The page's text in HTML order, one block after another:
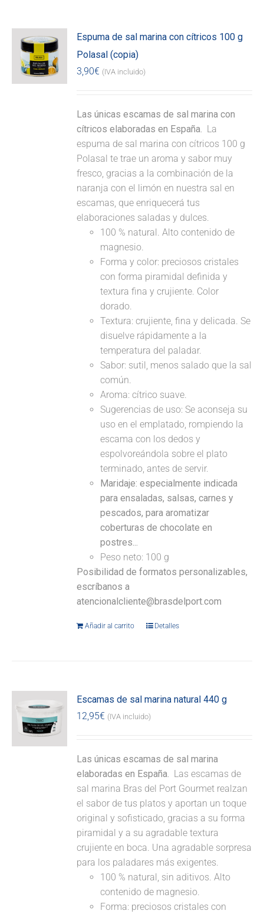
Espuma de sal marina con cítricos 100 g
Polasal (copia)
3,90€ (IVA incluido)
Las únicas escamas de sal marina con
cítricos elaboradas en España. La
espuma de sal marina con cítricos 100 g
Polasal te trae un aroma y sabor muy
fresco, gracias a la combinación de la
naranja con el limón en nuestra sal en
escamas, que enriquecerá tus
elaboraciones saladas y dulces.
100 % natural. Alto contenido de
magnesio.
Forma y color: preciosos cristales
con forma piramidal definida y
textura fina y crujiente. Color
dorado.
Textura: crujiente, fina y delicada. Se
disuelve rápidamente a la
temperatura del paladar.
Sabor: sutil, menos salado que la sal
común.
Aroma: cítrico suave.
Sugerencias de uso: Se aconseja su
uso en el emplatado, rompiendo la
escama con los dedos y
espolvoreándola sobre el plato
terminado, antes de servir.
Maridaje: especialmente indicada
para ensaladas, salsas, carnes y
pescados, para aromatizar
coberturas de chocolate en
postres...
Peso neto: 100 g
Posibilidad de formatos personalizables,
escríbanos a
atencionalcliente@brasdelport.com
Añadir al carrito Detalles
Escamas de sal marina natural 440 g
12,95€ (IVA incluido)
Las únicas escamas de sal marina
elaboradas en España. Las escamas de
sal marina Bras del Port Gourmet realzan
el sabor de tus platos y aportan un toque
original y sofisticado, gracias a su forma
piramidal y a su agradable textura
crujiente en boca. Una agradable sorpresa
para los paladares más exigentes.
100 % natural, sin aditivos. Alto
contenido de magnesio.
Forma: preciosos cristales con